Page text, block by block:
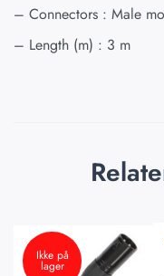
– Connectors : Male
– Length (m) : 3 m
Ikke på
lager